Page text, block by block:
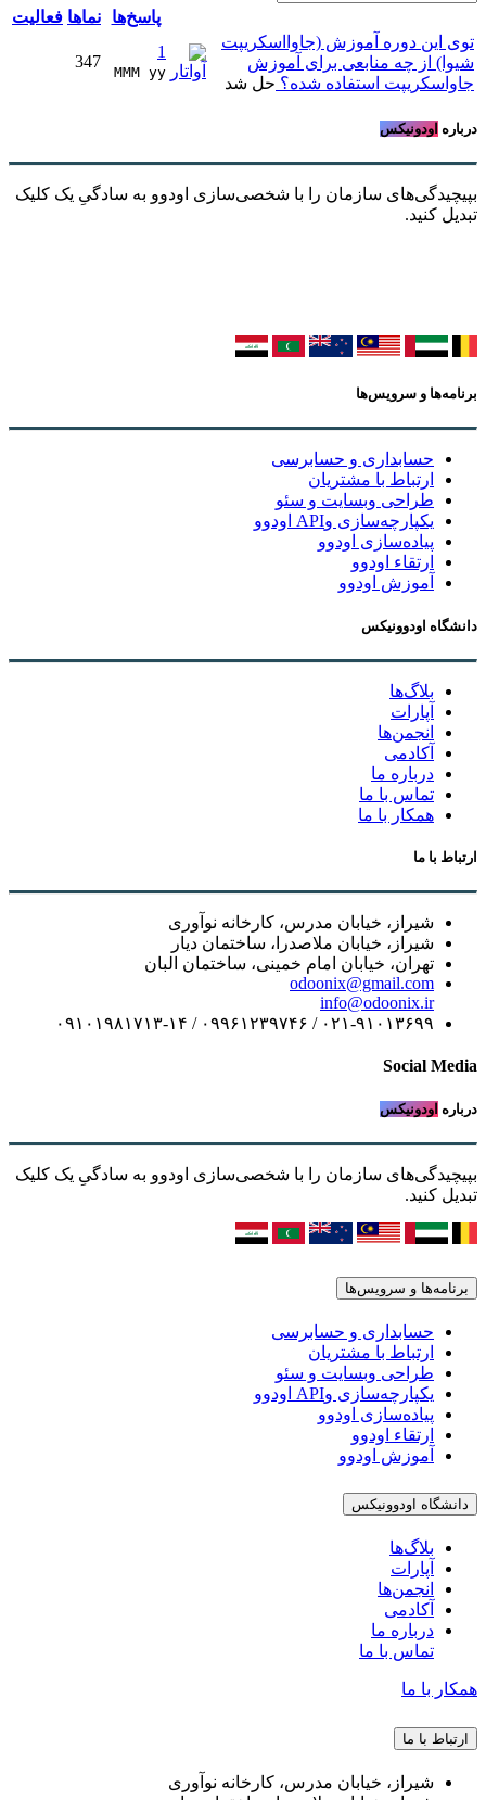
پاسخ‌ها نماها فعالیت
توی این دوره آموزش (جاوااسکریپت
شیوا) از چه منابعی برای آموزش
جاواسکریپت استفاده شده؟ حل شد
1
MMM yy
347
درباره اودونیکس
بپیچیدگی‌های سازمان را با شخصی‌سازی اودوو به سادگیِ یک کلیک
تبدیل کنید.
برنامه‌ها و سرویس‌ها
حسابداری و حسابرسی
ارتباط با مشتریان
طراحی وبسایت و سئو
یکپارچه‌سازی وAPI اودوو
پیاده‌سازی اودوو
ارتقاء اودوو
آموزش اودوو
دانشگاه اودوونیکس
بلاگ‌ها
آپارات
انجمن‌ها
آکادمی
درباره ما
تماس با ما
همکار با ما
ارتباط با ما
شیراز، خیابان مدرس، کارخانه نوآوری
شیراز، خیابان ملاصدرا، ساختمان دیار
تهران، خیابان امام خمینی، ساختمان البان
odoonix@gmail.com
info@odoonix.ir
۰۲۱-۹۱۰۱۳۶۹۹ / ۰۹۹۶۱۲۳۹۷۴۶ / ۰۹۱۰۱۹۸۱۷۱۳-۱۴
Social Media
درباره اودونیکس
بپیچیدگی‌های سازمان را با شخصی‌سازی اودوو به سادگیِ یک کلیک
تبدیل کنید.
برنامه‌ها و سرویس‌ها
حسابداری و حسابرسی
ارتباط با مشتریان
طراحی وبسایت و سئو
یکپارچه‌سازی وAPI اودوو
پیاده‌سازی اودوو
ارتقاء اودوو
آموزش اودوو
دانشگاه اودوونیکس
بلاگ‌ها
آپارات
انجمن‌ها
آکادمی
درباره ما
تماس با ما
همکار با ما
ارتباط با ما
شیراز، خیابان مدرس، کارخانه نوآوری